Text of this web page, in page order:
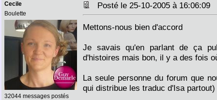
Cecile
Boulette
32044 messages postés
Posté le 25-10-2005 à 16:06:09
Mettons-nous bien d'accord
Je savais qu'en parlant de ça
d'histoires mais bon, il y a des fois
La seule personne du forum que
qui distribue les traduc d'Isa partout)